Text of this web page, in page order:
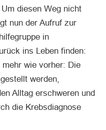
diesen Weg nicht
nun der Aufruf zur
in
ins Leben finden:
wie vorher: Die
werden,
Alltag erschweren und
die Krebsdiagnose